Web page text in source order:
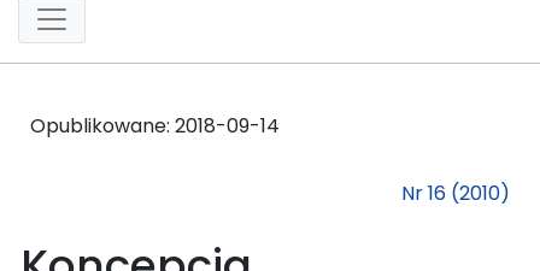
Opublikowane: 2018-09-14
Nr 16 (2010)